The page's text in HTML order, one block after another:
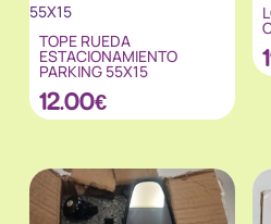
TOPE RUEDA
ESTACIONAMIENTO
PARKING 55X15
12.00€